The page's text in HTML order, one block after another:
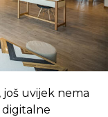
regije,
još uvijek nema